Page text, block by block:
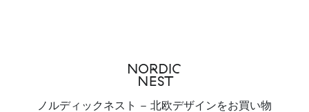
ノルディックネスト - 北欧デザインをお買い物